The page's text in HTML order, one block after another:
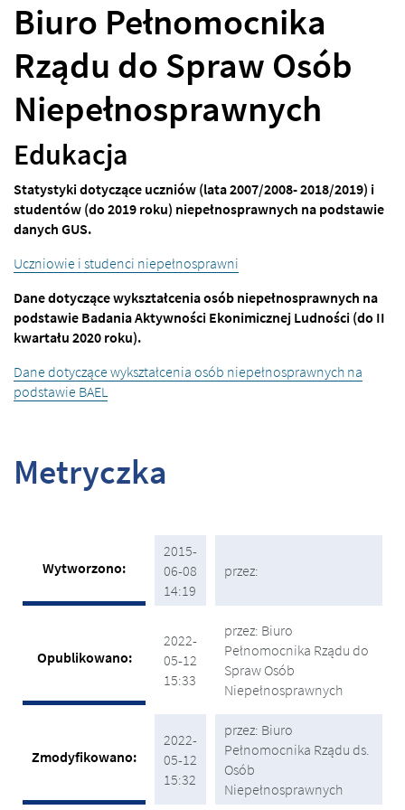
Biuro Pełnomocnika
Rządu do Spraw Osób
Niepełnosprawnych
Edukacja
Statystyki dotyczące uczniów (lata 2007/2008- 2018/2019) i
studentów (do 2019 roku) niepełnosprawnych na podstawie
danych GUS.
Uczniowie i studenci niepełnosprawni
Dane dotyczące wykształcenia osób niepełnosprawnych na
podstawie Badania Aktywności Ekonimicznej Ludności (do II
kwartału 2020 roku).
Dane dotyczące wykształcenia osób niepełnosprawnych na
podstawie BAEL
Metryczka
Wytworzono:
2015-
06-08
14:19
przez:
Opublikowano:
2022-
05-12
15:33
przez: Biuro
Pełnomocnika Rządu do
Spraw Osób
Niepełnosprawnych
Zmodyfikowano:
2022-
05-12
15:32
przez: Biuro
Pełnomocnika Rządu ds.
Osób
Niepełnosprawnych